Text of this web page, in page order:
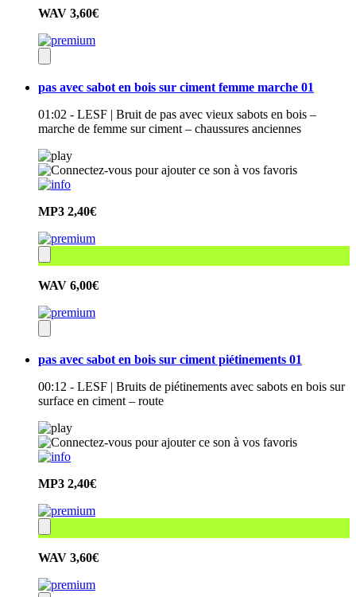
WAV 3,60€
pas avec sabot en bois sur ciment femme marche 01
01:02 - LESF | Bruit de pas avec vieux sabots en bois –
marche de femme sur ciment – chaussures anciennes
MP3 2,40€
WAV 6,00€
pas avec sabot en bois sur ciment piétinements 01
00:12 - LESF | Bruits de piétinements avec sabots en bois sur
surface en ciment – route
MP3 2,40€
WAV 3,60€